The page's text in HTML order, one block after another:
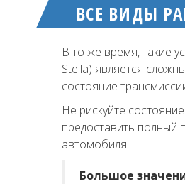
ВСЕ ВИДЫ
В то же время, такие
Stella) является
состояние
Не рискуйте
предоставить полный
автомобиля.
Большое